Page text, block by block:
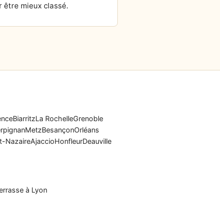
être mieux classé.
BiarritzLa RochelleGrenoble
MetzBesançonOrléans
NazaireAjaccioHonfleurDeauville
à Lyon